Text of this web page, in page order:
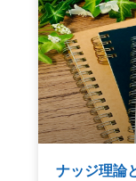
ナッジ理論